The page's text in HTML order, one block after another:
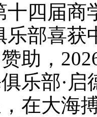
十四届商
乐部喜获
助，
乐部·
在大海